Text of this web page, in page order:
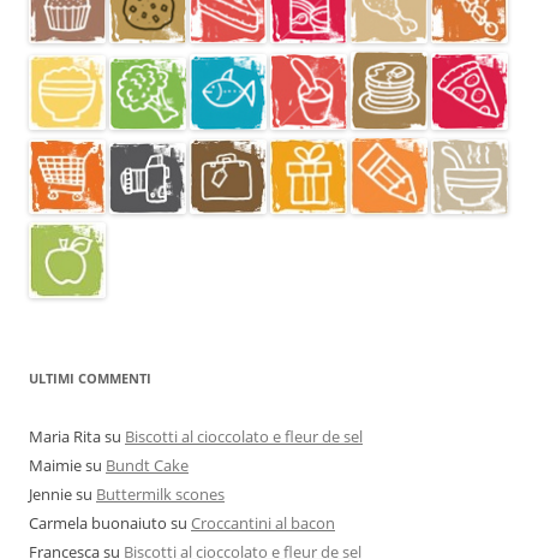
ULTIMI COMMENTI
Maria Ritasu Biscotti al cioccolato e fleur de sel
Maimiesu Bundt Cake
Jenniesu Buttermilk scones
Carmela buonaiuto su Croccantini al bacon
Francescasu Biscotti al cioccolato e fleur de sel